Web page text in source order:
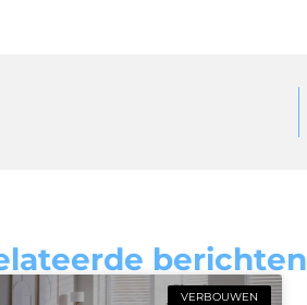
berichten
VERBOUWEN